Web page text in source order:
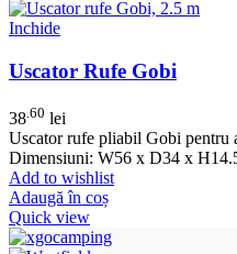
Inchide
Uscator Rufe Gobi
38 .60 lei
Uscator rufe pliabil Gobi pentru
Dimensiuni: W56 x D34 x
Add to wishlist
Adaugă în coș
Quick view